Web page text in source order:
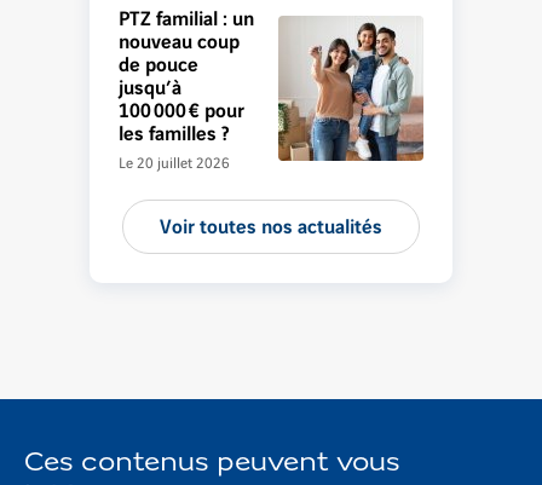
PTZ familial : un
nouveau coup
de pouce
jusqu’à
100 000 € pour
les familles ?
Le 20 juillet 2026
Voir toutes nos actualités
Ces contenus peuvent vous